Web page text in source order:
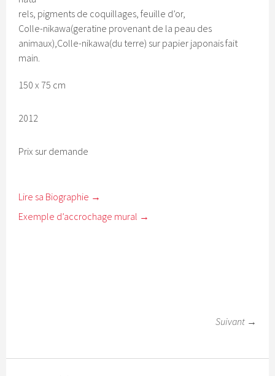
rels, pigments de coquillages, feuille d’or,
Colle-nikawa(geratine provenant de la peau des
animaux),Colle-nikawa(du terre) sur papier japonais fait
main.
150 x 75 cm
2012
Prix sur demande
Lire sa Biographie →
Exemple d’accrochage mural →
Suivant →